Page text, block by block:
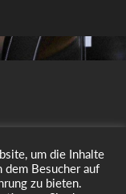
um die Inhalte
dem Besucher auf
zu bieten.